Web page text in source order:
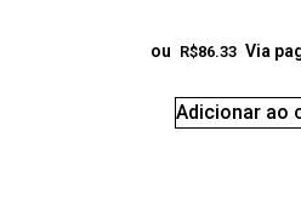
ou R$86.33 Via
Adicionar ao